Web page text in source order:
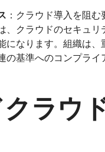
：クラウド導入を阻
、クラウドのセキュ
になります。組織は
基準へのコンプライ
ラウ